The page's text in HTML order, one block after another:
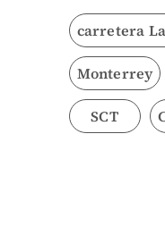
carretera
Monterrey
SCT